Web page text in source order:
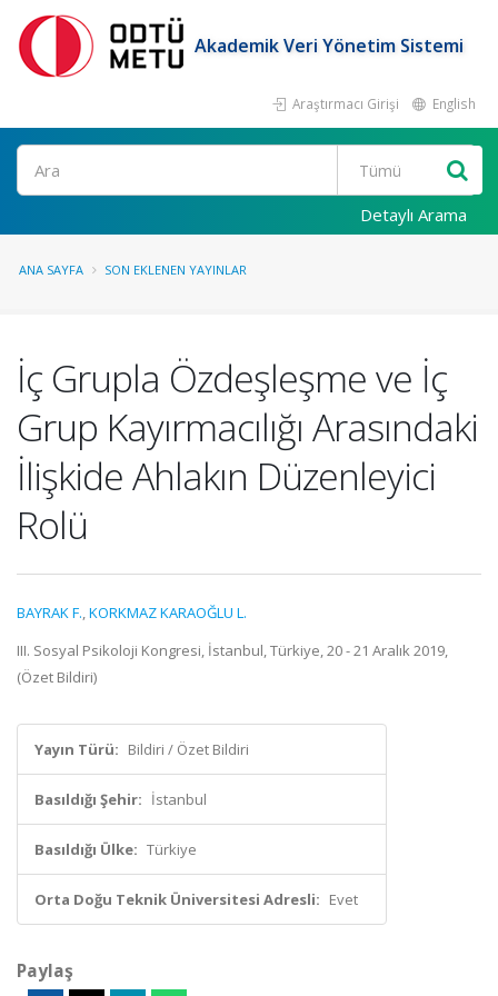
Akademik Veri Yönetim Sistemi
Araştırmacı Girişi English
Ara
Detaylı Arama
ANA SAYFA SON EKLENEN YAYINLAR
İç Grupla Özdeşleşme ve İç
Grup Kayırmacılığı Arasındaki
İlişkide Ahlakın Düzenleyici
Rolü
BAYRAK F.,KORKMAZ KARAOĞLU L.
III. Sosyal Psikoloji Kongresi, İstanbul, Türkiye, 20 - 21 Aralık 2019,
(Özet Bildiri)
Yayın Türü: Bildiri / Özet Bildiri
Basıldığı Şehir: İstanbul
Basıldığı Ülke: Türkiye
Orta Doğu Teknik Üniversitesi Adresli: Evet
Paylaş